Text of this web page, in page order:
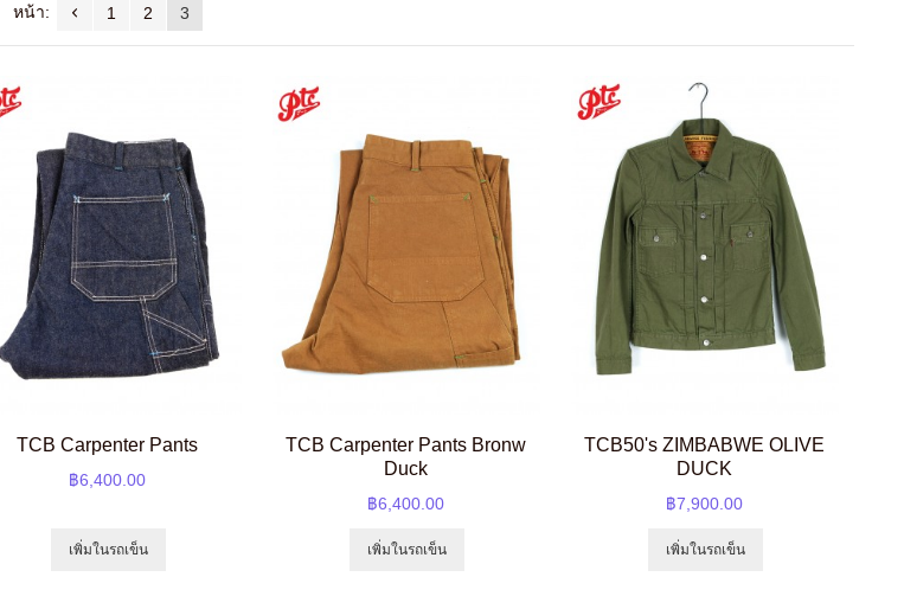
หน้า: 1 2 3
TCB Carpenter Pants
฿6,400.00
เพิ่มในรถเข็น
TCB Carpenter Pants Bronw
Duck
฿6,400.00
เพิ่มในรถเข็น
TCB50's ZIMBABWE OLIVE
DUCK
฿7,900.00
เพิ่มในรถเข็น